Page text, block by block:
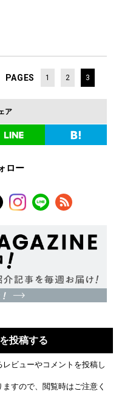
PAGES 1 2 3
ア
ロー
投稿する
ビューやコメントを投稿し
すので、閲覧時はご注意く